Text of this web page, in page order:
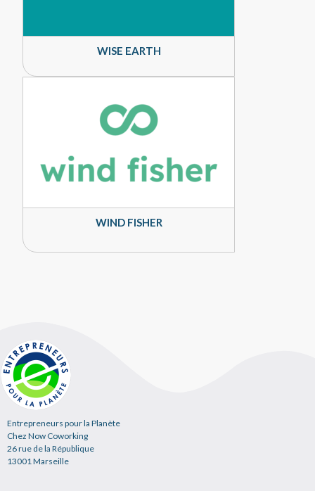
WISE EARTH
WIND FISHER
Entrepreneurs pour la Planète
Chez Now Coworking
26 rue de la République
13001 Marseille